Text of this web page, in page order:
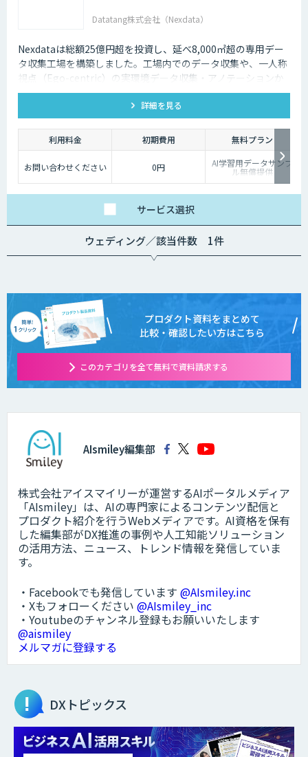
Datatang株式会社（Nexdata）
Nexdataは総額25億円超を投資し、延べ8,000㎡超の専用デー
タ収集工場を構築しました。工場内でのデータ収集や、一人称
視点（Ego-centric）の実環境データ収集・アノテーションか
ら、環境認識・意思決定・動作制御に対応した既製データセッ
トまで、フィジカルAI開発を加速させる包括的なデータソリュ
ーションを提供いたします。
詳細を見る
利用料金 初期費用 無料プラン
お問い合わせください 0円 AI学習用データサンプ
ル無償提供
サービス選択
ウェディング／該当件数 1件
プロダクト資料をまとめて
比較・確認したい方はこちら
このカテゴリを全て無料で資料請求する
AIsmiley編集部
株式会社アイスマイリーが運営するAIポータルメディア
「AIsmiley」は、AIの専門家によるコンテンツ配信と
プロダクト紹介を行うWebメディアです。AI資格を保有
した編集部がDX推進の事例や人工知能ソリューション
の活用方法、ニュース、トレンド情報を発信していま
す。
・Facebookでも発信しています @AIsmiley.inc
・Xもフォローください @AIsmiley_inc
・Youtubeのチャンネル登録もお願いいたします
@aismiley
メルマガに登録する
DXトピックス